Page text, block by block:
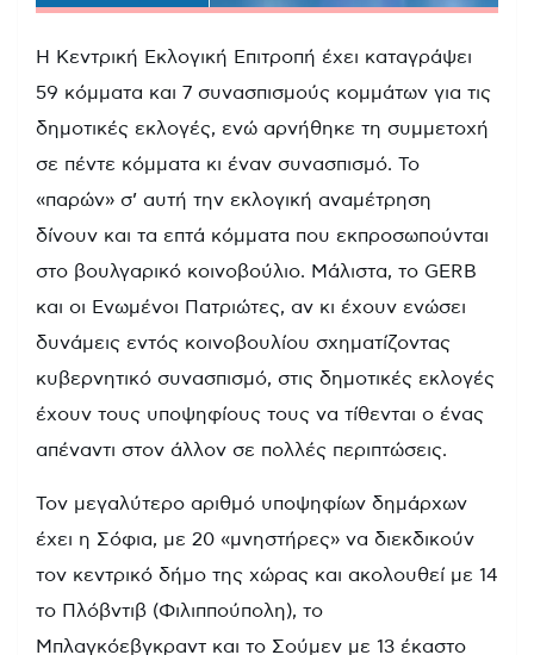
Η Κεντρική Εκλογική Επιτροπή έχει καταγράψει
59 κόμματα και 7 συνασπισμούς κομμάτων για τις
δημοτικές εκλογές, ενώ αρνήθηκε τη συμμετοχή
σε πέντε κόμματα κι έναν συνασπισμό. Το
«παρών» σ’ αυτή την εκλογική αναμέτρηση
δίνουν και τα επτά κόμματα που εκπροσωπούνται
στο βουλγαρικό κοινοβούλιο. Μάλιστα, το GERB
και οι Ενωμένοι Πατριώτες, αν κι έχουν ενώσει
δυνάμεις εντός κοινοβουλίου σχηματίζοντας
κυβερνητικό συνασπισμό, στις δημοτικές εκλογές
έχουν τους υποψηφίους τους να τίθενται ο ένας
απέναντι στον άλλον σε πολλές περιπτώσεις.
Τον μεγαλύτερο αριθμό υποψηφίων δημάρχων
έχει η Σόφια, με 20 «μνηστήρες» να διεκδικούν
τον κεντρικό δήμο της χώρας και ακολουθεί με 14
το Πλόβντιβ (Φιλιππούπολη), το
Μπλαγκόεβγκραντ και το Σούμεν με 13 έκαστο